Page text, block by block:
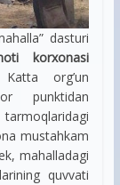
dasturi
korxonasi
org’un
punktidan
mustahkam
mahalladagi
quvvati